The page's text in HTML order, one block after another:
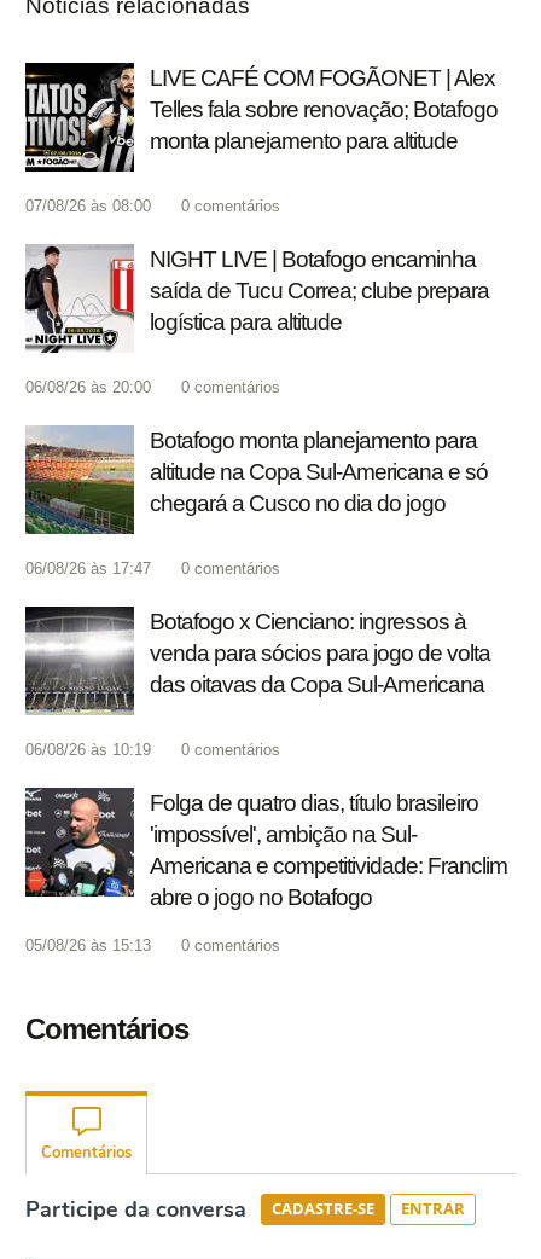
Notícias relacionadas
LIVE CAFÉ COM FOGÃONET | Alex
Telles fala sobre renovação; Botafogo
monta planejamento para altitude
07/08/26 às 08:00 0 comentários
NIGHT LIVE | Botafogo encaminha
saída de Tucu Correa; clube prepara
logística para altitude
06/08/26 às 20:00 0 comentários
Botafogo monta planejamento para
altitude na Copa Sul-Americana e só
chegará a Cusco no dia do jogo
06/08/26 às 17:47 0 comentários
Botafogo x Cienciano: ingressos à
venda para sócios para jogo de volta
das oitavas da Copa Sul-Americana
06/08/26 às 10:19 0 comentários
Folga de quatro dias, título brasileiro
'impossível', ambição na Sul-
Americana e competitividade: Franclim
abre o jogo no Botafogo
05/08/26 às 15:13 0 comentários
Comentários